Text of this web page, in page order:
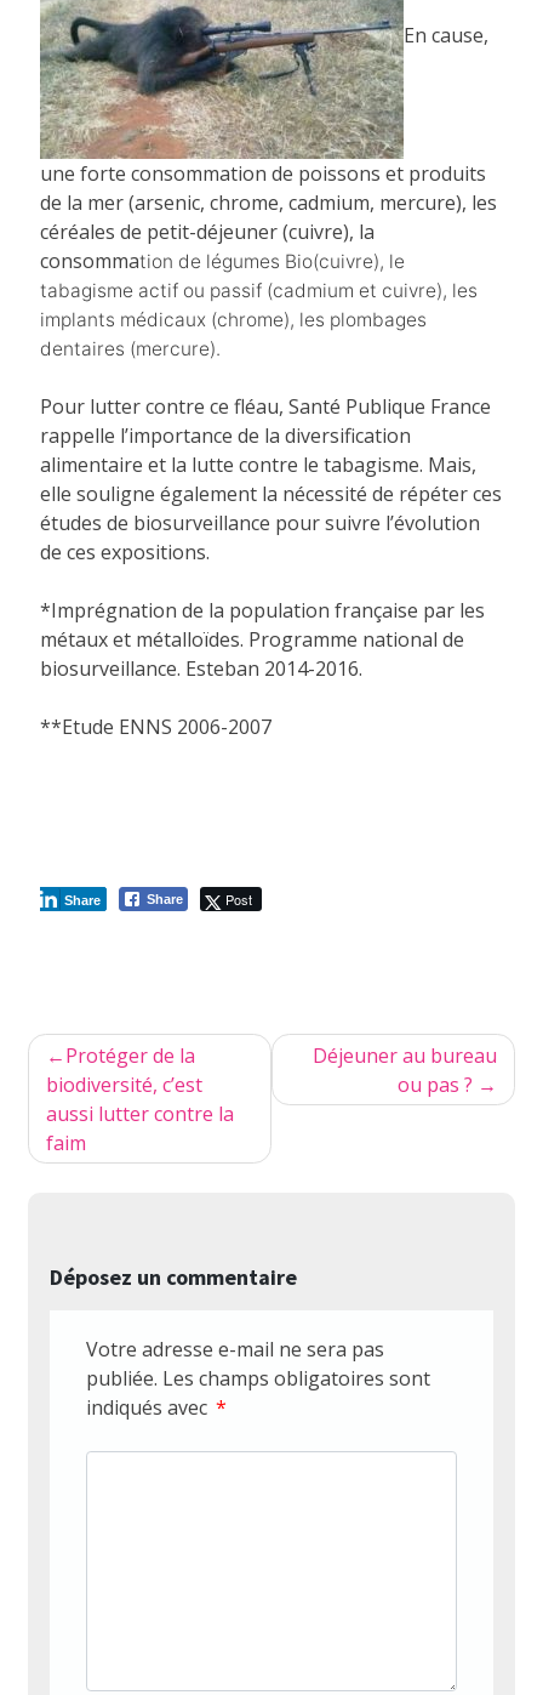
En cause,
une forte consommation de poissons et produits
de la mer (arsenic, chrome, cadmium, mercure), les
céréales de petit-déjeuner (cuivre), la
consommation de légumes Bio(cuivre), le
tabagisme actif ou passif (cadmium et cuivre), les
implants médicaux (chrome), les plombages
dentaires (mercure).
Pour lutter contre ce fléau, Santé Publique France
rappelle l’importance de la diversification
alimentaire et la lutte contre le tabagisme. Mais,
elle souligne également la nécessité de répéter ces
études de biosurveillance pour suivre l’évolution
de ces expositions.
*Imprégnation de la population française par les
métaux et métalloïdes. Programme national de
biosurveillance. Esteban 2014-2016.
**Etude ENNS 2006-2007
Share Post
Share
Navigation
de
l’article
Protéger de la
biodiversité, c’est
aussi lutter contre la
faim
Déjeuner au bureau
ou pas ?
Déposez un commentaire
Votre adresse e-mail ne sera pas
publiée. Les champs obligatoires sont
indiqués avec *